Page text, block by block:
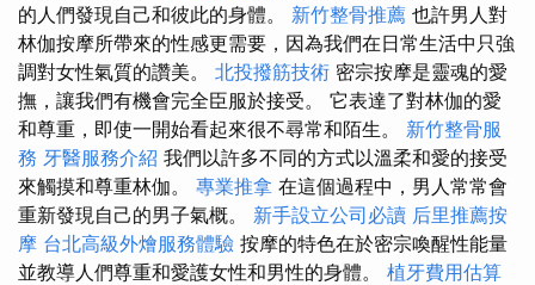
的人們發現自己和彼此的身體。 新竹整骨推薦 也許男人對
林伽按摩所帶來的性感更需要，因為我們在日常生活中只強
調對女性氣質的讚美。 北投撥筋技術 密宗按摩是靈魂的愛
撫，讓我們有機會完全臣服於接受。 它表達了對林伽的愛
和尊重，即使一開始看起來很不尋常和陌生。 新竹整骨服
務 牙醫服務介紹 我們以許多不同的方式以溫柔和愛的接受
來觸摸和尊重林伽。 專業推拿 在這個過程中，男人常常會
重新發現自己的男子氣概。 新手設立公司必讀 后里推薦按
摩 台北高級外燴服務體驗 按摩的特色在於密宗喚醒性能量
並教導人們尊重和愛護女性和男性的身體。 植牙費用估算